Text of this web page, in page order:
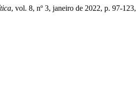
, vol. 8, nº 3, janeiro de 2022, p. 97-123,